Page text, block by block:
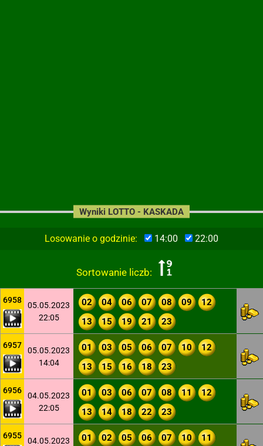
Losowanie o godzinie: 14:00 22:00
Sortowanie liczb:
Wyniki LOTTO - KASKADA
6958
05.05.2023
22:05
02 04 06 07 08 09
12
13
15 19 21 23
6957
05.05.2023
14:04
01 03 05 06 07 10
12
13
15 16 18 23
6956
04.05.2023
22:05
01 03 06 07 08 11
12
13
14 18 22 23
6955
04.05.2023
01 02 05 06 07 10
11